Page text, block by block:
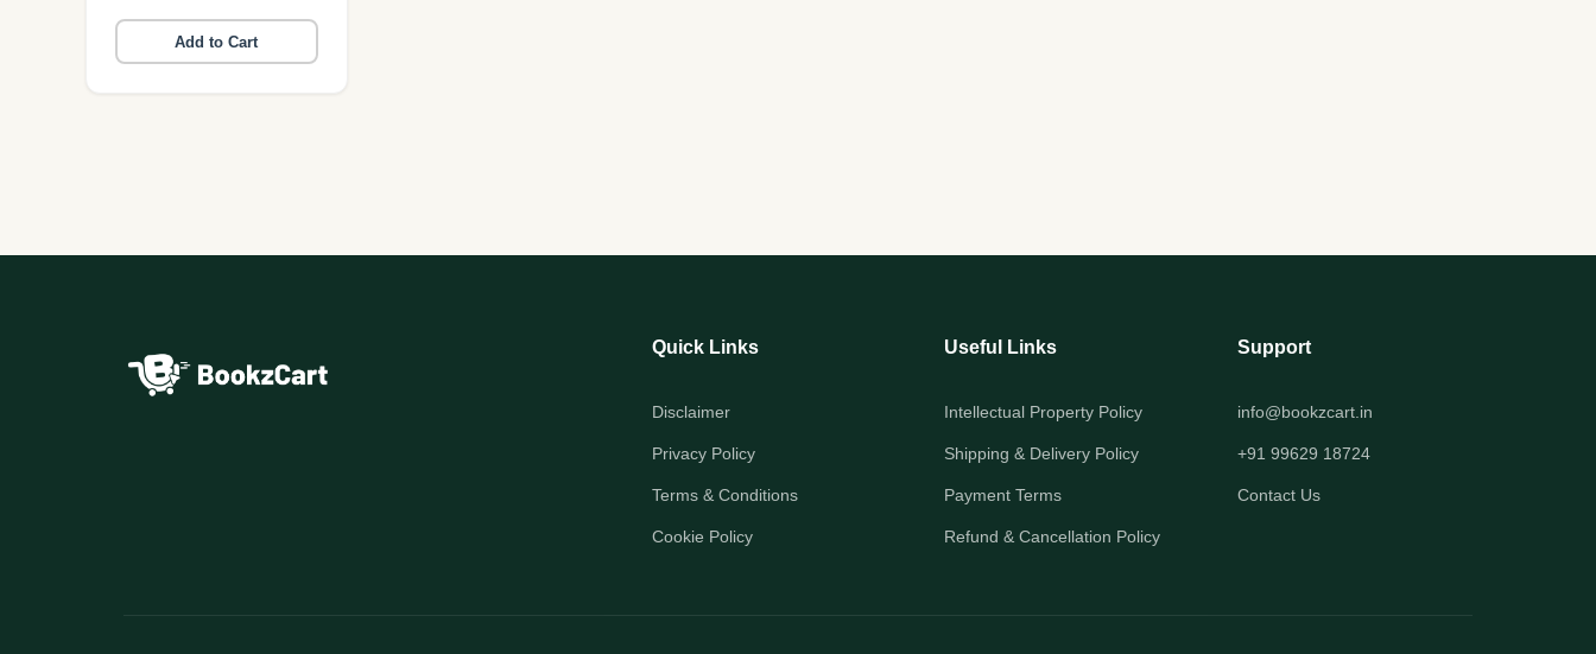
Add to Cart
Quick Links
Disclaimer
Privacy Policy
Terms & Conditions
Cookie Policy
Useful Links
Intellectual Property Policy
Shipping & Delivery Policy
Payment Terms
Refund & Cancellation Policy
Support
info@bookzcart.in
+91 99629 18724
Contact Us